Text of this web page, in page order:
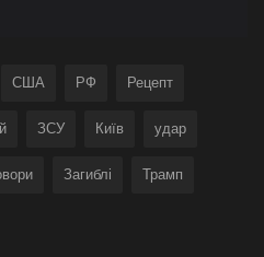
США РФ Рецепт
ЗСУ Київ удар
Загиблі Трамп